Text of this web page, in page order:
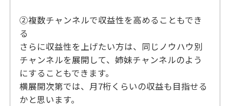
②複数チャンネルで収益性を高めることもでき
る
さらに収益性を上げたい方は、同じノウハウ別
チャンネルを展開して、姉妹チャンネルのよう
にすることもできます。
横展開次第では、月7桁くらいの収益も目指せる
かと思います。